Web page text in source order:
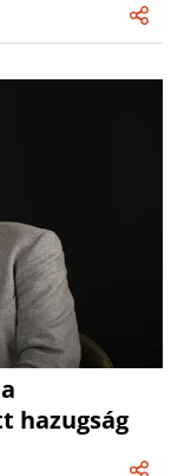
hazugság